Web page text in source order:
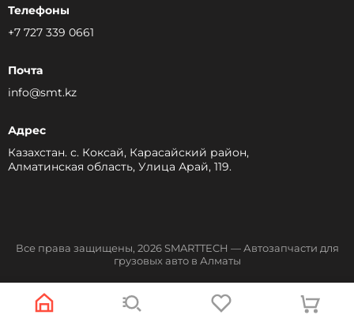
Телефоны
+7 727 339 0661
Почта
info@smt.kz
Адрес
Казахстан. с. Коксай, Карасайский район,
Алматинская область, Улица Арай, 119.
Все права защищены, 2026 SMARTTECH — Автозапчасти для
грузовых авто в Алматы